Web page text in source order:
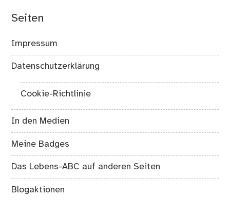
Seiten
Impressum
Datenschutzerklärung
Cookie-Richtlinie
In den Medien
Meine Badges
Das Lebens-ABC auf anderen Seiten
Blogaktionen